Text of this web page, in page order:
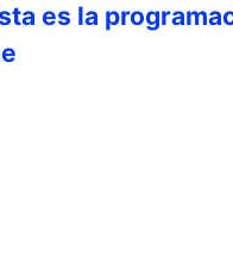
es la